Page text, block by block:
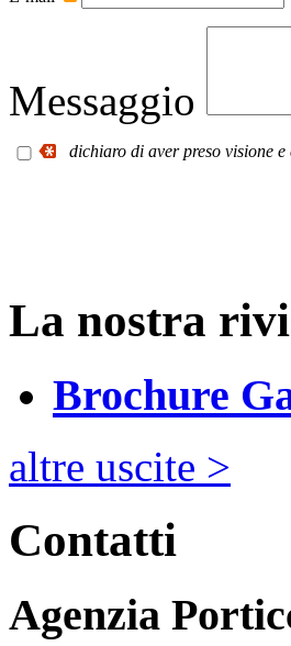
Messaggio
dichiaro di aver preso visione e
La nostra
Brochure
altre uscite >
Contatti
Agenzia